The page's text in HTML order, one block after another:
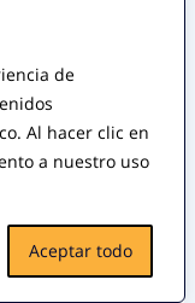
de
Al hacer clic en
a nuestro uso
Aceptar todo
no compites”
a aplicar el
Este principio
empresa
o de un 20% de
del 20% de